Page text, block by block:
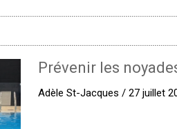
Prévenir les
Adèle St-Jacques / 27 juillet